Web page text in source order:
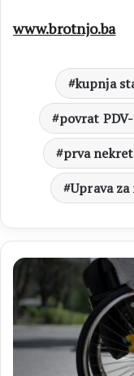
www.brotnjo.ba
kupnja
povrat
prva
Uprava
Velika
socijalna
reforma
u
Širi